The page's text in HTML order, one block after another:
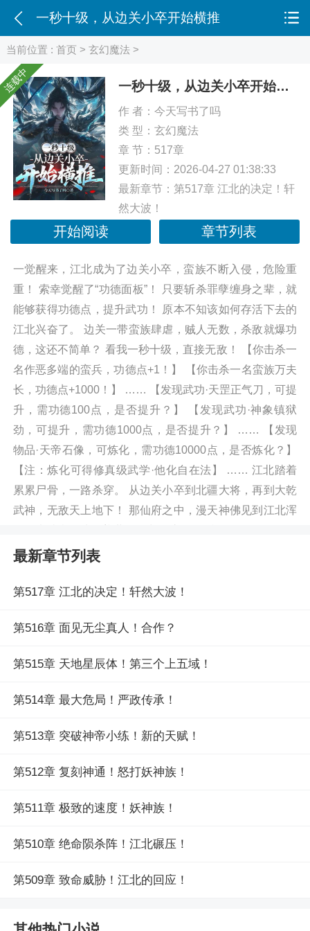
当前位置 :首页 >玄幻魔法 >
连载中 一秒十级，从边关小卒开始横推
作 者： 今天写书了吗
类 型： 玄幻魔法
章 节：517章
更新时间：2026-04-27 01:38:33
最新章节： 第517章 江北的决定！轩
然大波！
开始阅读 章节列表
一觉醒来，江北成为了边关小卒，蛮族不断入侵，危险重
重！ 索幸觉醒了“功德面板”！ 只要斩杀罪孽缠身之辈，就
能够获得功德点，提升武功！ 原本不知该如何存活下去的
江北兴奋了。 边关一带蛮族肆虐，贼人无数，杀敌就爆功
德，这还不简单？ 看我一秒十级，直接无敌！ 【你击杀一
名作恶多端的蛮兵，功德点+1！】 【你击杀一名蛮族万夫
长，功德点+1000！】 …… 【发现武功·天罡正气刀，可提
升，需功德100点，是否提升？】 【发现武功·神象镇狱
劲，可提升，需功德1000点，是否提升？】 …… 【发现
物品·天帝石像，可炼化，需功德10000点，是否炼化？】
【注：炼化可得修真级武学·他化自在法】 …… 江北踏着
累累尸骨，一路杀穿。 从边关小卒到北疆大将，再到大乾
武神，无敌天上地下！ 那仙府之中，漫天神佛见到江北浑
度众生，尚且如此！” “你浑身沾满血腥，杀气腾腾，怎么
新章节请关注（燃文小说
最新章节列表
第517章 江北的决定！轩然大波！
第516章 面见无尘真人！合作？
第515章 天地星辰体！第三个上五域！
第514章 最大危局！严政传承！
第513章 突破神帝小练！新的天赋！
第512章 复刻神通！怒打妖神族！
第511章 极致的速度！妖神族！
第510章 绝命陨杀阵！江北碾压！
第509章 致命威胁！江北的回应！
一秒十级，从边关小卒开始横推